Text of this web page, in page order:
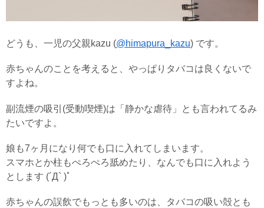
どうも、一児の父親kazu (@himapura_kazu) です。
赤ちゃんのことを考えると、やっぱりタバコは良くないで
すよね。
副流煙の吸引(受動喫煙)は「静かな虐待」とも言われてるみ
たいですよ。
娘も7ヶ月になり何でも口に入れてしまいます。
スマホとか柱もぺろぺろ舐めたり、なんでも口に入れよう
とします (´Д` )ﾟ
赤ちゃんの誤飲でもっとも多いのは、タバコの吸い殻とも